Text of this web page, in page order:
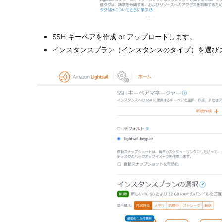
SSH キーペアを作成 or アップロードします。
インスタンスプラン（インスタンスのタイプ）を選び